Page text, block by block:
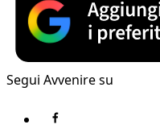
Segui Avvenire su